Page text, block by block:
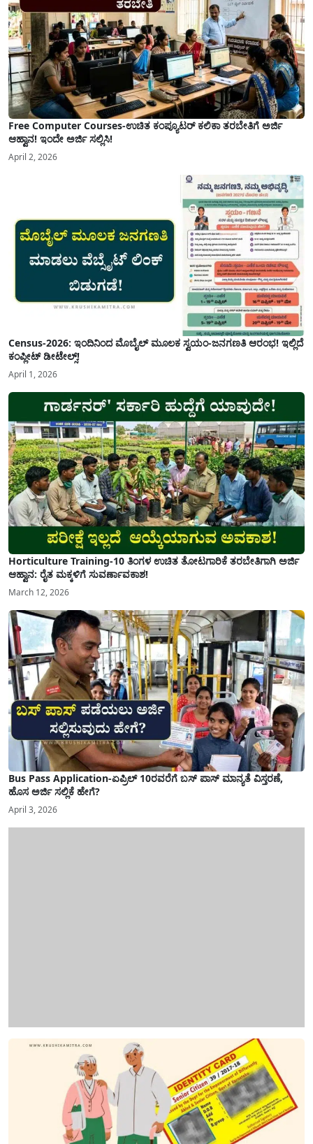
Free Computer Courses-ಉಚಿತ ಕಂಪ್ಯೂಟರ್ ಕಲಿಕಾ ತರಬೇತಿಗೆ ಅರ್ಜಿ
ಆಹ್ವಾನ! ಇಂದೇ ಅರ್ಜಿ ಸಲ್ಲಿಸಿ!
April 2, 2026
Census-2026: ಇಂದಿನಿಂದ ಮೊಬೈಲ್ ಮೂಲಕ ಸ್ವಯಂ-ಜನಗಣತಿ ಆರಂಭ! ಇಲ್ಲಿದೆ
ಕಂಪ್ಲೀಟ್ ಡೀಟೇಲ್ಸ್!
April 1, 2026
Horticulture Training-10 ತಿಂಗಳ ಉಚಿತ ತೋಟಗಾರಿಕೆ ತರಬೇತಿಗಾಗಿ ಅರ್ಜಿ
ಆಹ್ವಾನ: ರೈತ ಮಕ್ಕಳಿಗೆ ಸುವರ್ಣಾವಕಾಶ!
March 12, 2026
Bus Pass Application-ಏಪ್ರಿಲ್ 10ರವರೆಗೆ ಬಸ್ ಪಾಸ್ ಮಾನ್ಯತೆ ವಿಸ್ತರಣೆ,
ಹೊಸ ಅರ್ಜಿ ಸಲ್ಲಿಕೆ ಹೇಗೆ?
April 3, 2026